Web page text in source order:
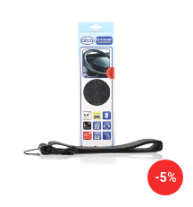
-5%